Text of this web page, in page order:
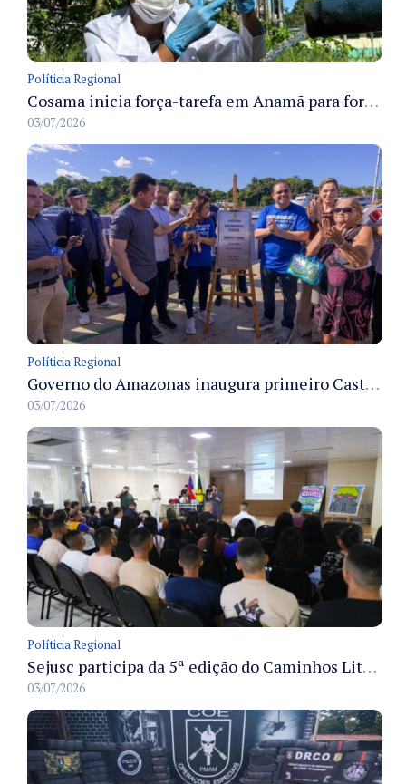
Políticia Regional
Cosama inicia força-tarefa em Anamã para fortalecer abastecimento de água e segurança hídrica da população
03/07/2026
Políticia Regional
Governo do Amazonas inaugura primeiro Castramóvel Fluvial para atendimento veterinário às comunidades ribeirinhas e castração gratuita
03/07/2026
Políticia Regional
Sejusc participa da 5ª edição do Caminhos Literários com foco na cultura hip-hop nas unidades socioeducativas
03/07/2026